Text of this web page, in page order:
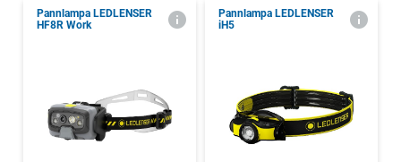
Pannlampa LEDLENSER
HF8R Work
Pannlampa LEDLENSER
iH5